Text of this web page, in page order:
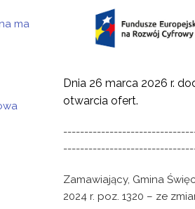
Dnia 26 marca 2026 r.
otwarcia ofert.
Zamawiający, Gmina
2024 r. poz. 1320 – ze
ma